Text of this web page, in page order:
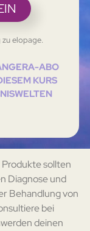
elopage.
ABO
KURS
sollten
Diagnose und
Behandlung von
bei
deinen